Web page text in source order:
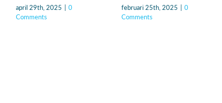
april 29th, 2025
0
Comments
februari 25th, 2025
0
Comments